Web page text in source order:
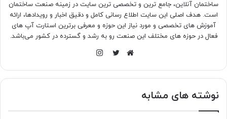
ساختمان آنلاین، جامع ترین و تخصصی ترین سایت در زمینه صنعت ساختمان
است. هدف اصلی این سایت اطلاع رسانی کامل و دقیق اخبار و رویدادها، ارائه
آموزش های تخصصی و مورد نیاز این حوزه و معرفی برترین استارت آپ های
فعال در حوزه های مختلف این صنعت رو به رشد و گسترده در کشور می‌باشد.
نوشته های مشابه